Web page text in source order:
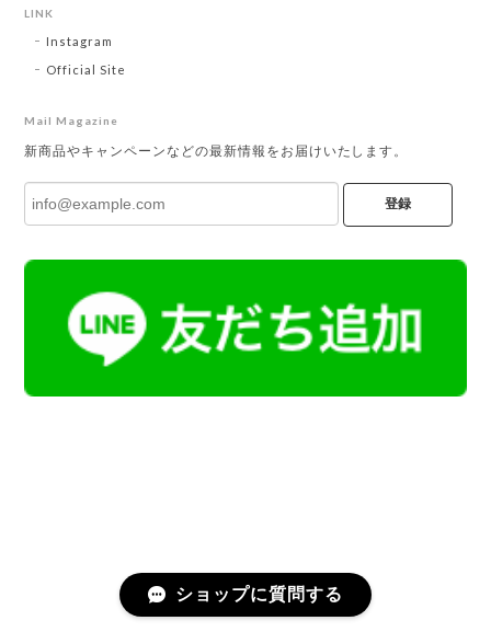
LINK
Instagram
Official Site
Mail Magazine
新商品やキャンペーンなどの最新情報をお届けいたします。
登録
ショップに質問する